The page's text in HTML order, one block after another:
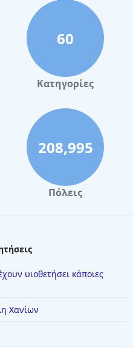
60
Κατηγορίες
208,995
Πόλεις
υιοθετήσει κάποιες
Χανίων